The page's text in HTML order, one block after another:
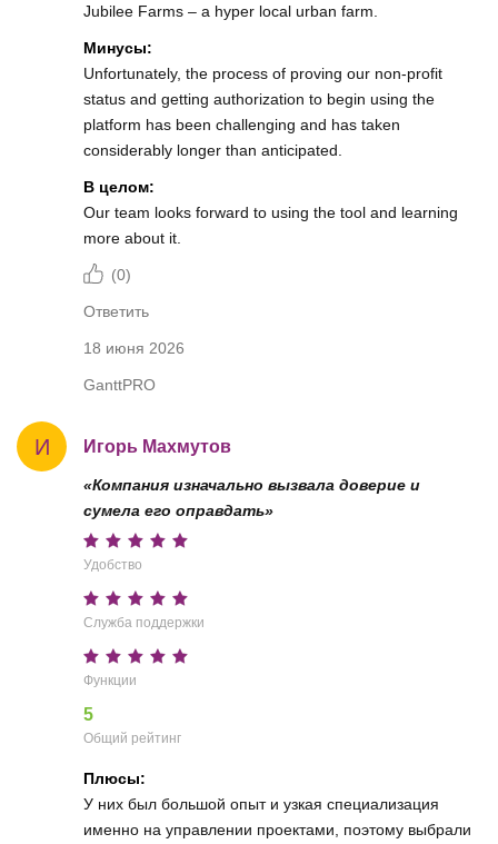
Jubilee Farms – a hyper local urban farm.
Минусы:
Unfortunately, the process of proving our non-profit
status and getting authorization to begin using the
platform has been challenging and has taken
considerably longer than anticipated.
В целом:
Our team looks forward to using the tool and learning
more about it.
(0)
Ответить
18 июня 2026
GanttPRO
И Игорь Махмутов
«Компания изначально вызвала доверие и
сумела его оправдать»
Удобство
Служба поддержки
Функции
5
Общий рейтинг
Плюсы:
У них был большой опыт и узкая специализация
именно на управлении проектами, поэтому выбрали